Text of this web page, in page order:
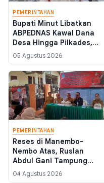
PEMERINTAHAN
Bupati Minut Libatkan
ABPEDNAS Kawal Dana
Desa Hingga Pilkades,
Kejaksaan Jamin
Pendampingan Tanpa
Kriminalisasi
05 Agustus 2026
PEMERINTAHAN
Reses di Manembo-
Nembo Atas, Ruslan
Abdul Gani Tampung
Keluhan BPJS hingga
Usulan Pemekaran
04 Agustus 2026